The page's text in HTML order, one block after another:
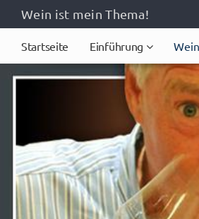
Wein ist mein Thema!
Startseite Einführung